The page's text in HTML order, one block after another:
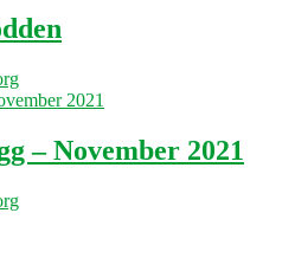
– November 2021